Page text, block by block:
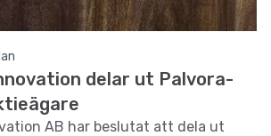
delar ut Palvora-
AB har beslutat att dela ut